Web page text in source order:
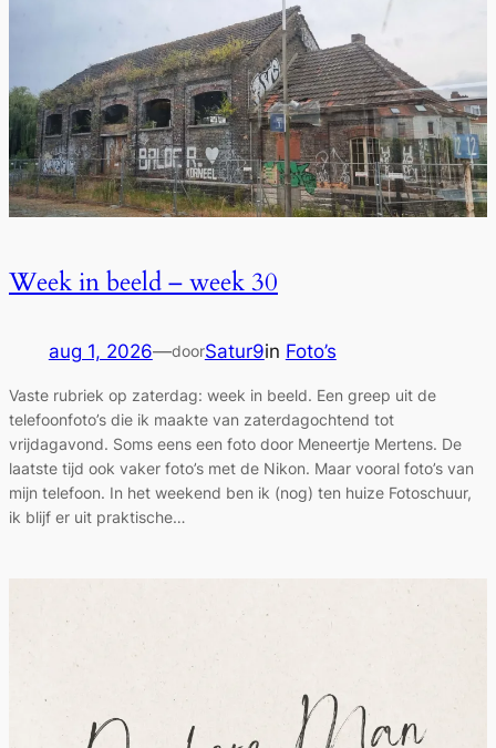
Week in beeld – week 30
aug 1, 2026—doorSatur9in Foto’s
Vaste rubriek op zaterdag: week in beeld. Een greep uit de
telefoonfoto’s die ik maakte van zaterdagochtend tot
vrijdagavond. Soms eens een foto door Meneertje Mertens. De
laatste tijd ook vaker foto’s met de Nikon. Maar vooral foto’s van
mijn telefoon. In het weekend ben ik (nog) ten huize Fotoschuur,
ik blijf er uit praktische…